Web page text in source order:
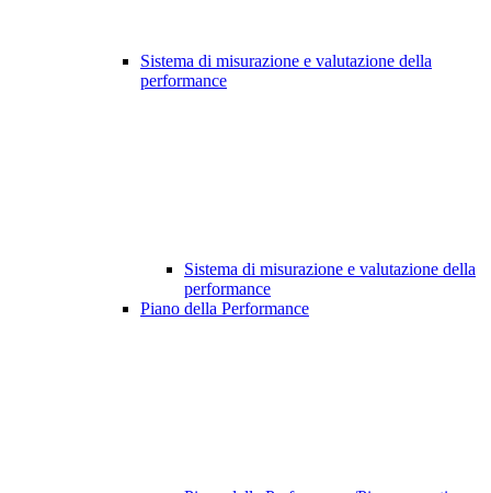
Sistema di misurazione e valutazione della
performance
Sistema di misurazione e valutazione della
performance
Piano della Performance